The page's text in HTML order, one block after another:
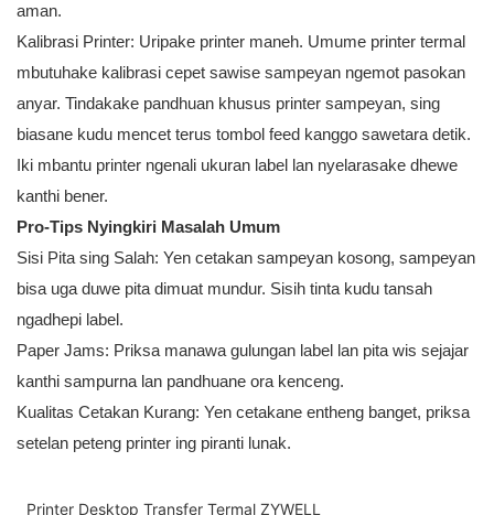
aman.
Kalibrasi Printer: Uripake printer maneh. Umume printer termal
mbutuhake kalibrasi cepet sawise sampeyan ngemot pasokan
anyar. Tindakake pandhuan khusus printer sampeyan, sing
biasane kudu mencet terus tombol feed kanggo sawetara detik.
Iki mbantu printer ngenali ukuran label lan nyelarasake dhewe
kanthi bener.
Pro-Tips Nyingkiri Masalah Umum
Sisi Pita sing Salah: Yen cetakan sampeyan kosong, sampeyan
bisa uga duwe pita dimuat mundur. Sisih tinta kudu tansah
ngadhepi label.
Paper Jams: Priksa manawa gulungan label lan pita wis sejajar
kanthi sampurna lan pandhuane ora kenceng.
Kualitas Cetakan Kurang: Yen cetakane entheng banget, priksa
setelan peteng printer ing piranti lunak.
Printer Desktop Transfer Termal ZYWELL